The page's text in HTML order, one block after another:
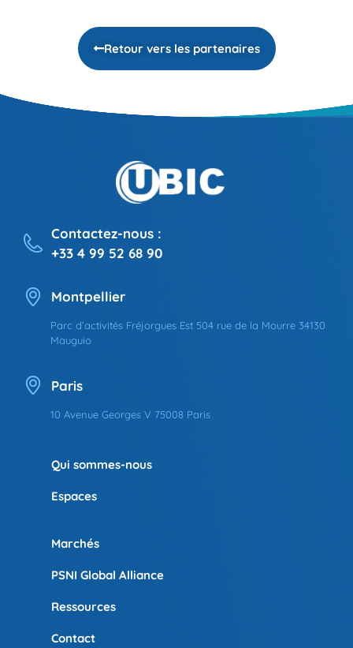
Retour vers les partenaires
Contactez-nous :
+33 4 99 52 68 90
Montpellier
Parc d’activités Fréjorgues Est 504 rue de la Mourre 34130
Mauguio
Paris
10 Avenue Georges V 75008 Paris
Qui sommes-nous
Espaces
Marchés
PSNI Global Alliance
Ressources
Contact